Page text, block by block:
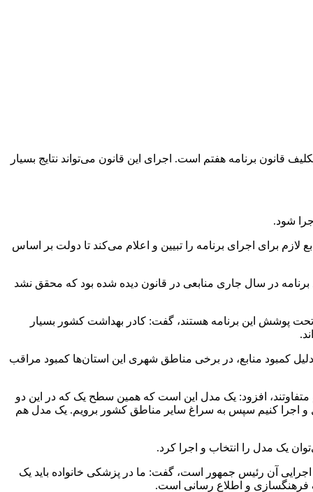
برنامه هفتم است. اجرای این قانون می‌تواند نتایج بسیار
شود.
برای اجرای برنامه را تبیین و اعلام می‌کند تا دولت بر اساس
در سال جاری منابعی در قانون دیده شده بود که محقق نشد
از سال‌های گذشته در روستاها و شهرهای زیر ۲۰ هزار نفر در حال اجراست و ۳۰ میلیون نفر نیز تحت پوشش این برنامه هستند، گفت: کادر بهداشت کشور بسیار
اند.
کمبود منابع، در برخی مناطق شهری این استان‌ها کمبود مراقب
متفاوتند، افزود: یک مدل این است که همین سطح یک که در این دو
و اجرا کنیم سپس به سراغ سایر مناطق کشور برویم. یک مدل هم
آن رئیس جمهور است، گفت: ما در پزشکی خانواده باید یک
فرهنگسازی و اطلاع رسانی است.